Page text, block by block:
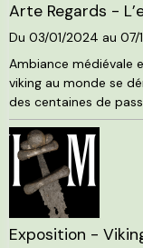
Arte Regards -
Du 03/01/2024 au 07/
Ambiance médiévale
viking au monde se
des centaines de
Exposition -